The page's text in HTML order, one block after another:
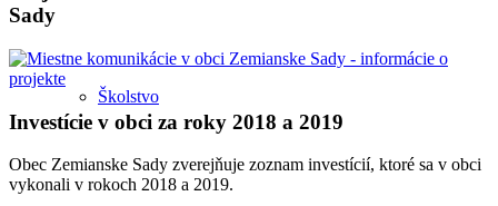
Školstvo
Sady
Investície v obci za roky 2018 a 2019
Obec Zemianske Sady zverejňuje zoznam investícií, ktoré sa v obci
vykonali v rokoch 2018 a 2019.